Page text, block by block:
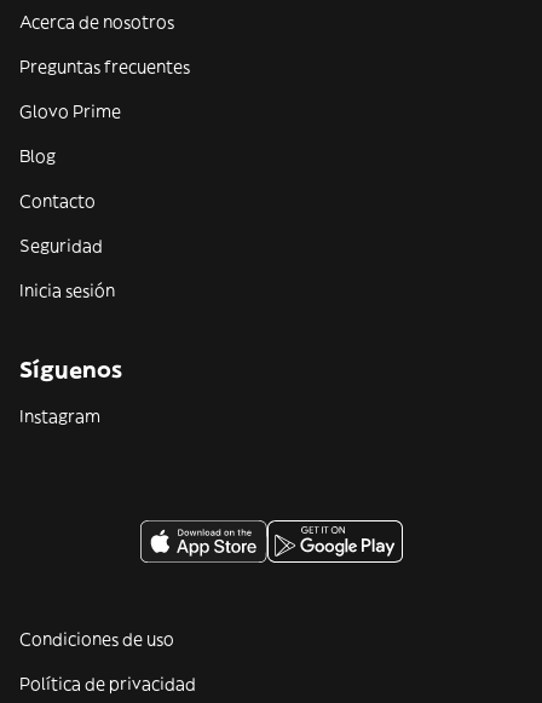
Acerca de nosotros
Preguntas frecuentes
Glovo Prime
Blog
Contacto
Seguridad
Inicia sesión
Síguenos
Instagram
Condiciones de uso
Política de privacidad